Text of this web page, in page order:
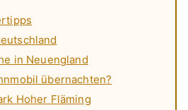
in Neuengland
übernachten?
Hoher Fläming